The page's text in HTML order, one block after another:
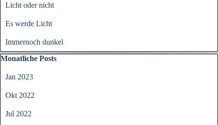
Licht oder nicht
Es werde Licht
Immernoch dunkel
Block überspringen Monatliche Posts
Monatliche Posts
Jan 2023
Okt 2022
Jul 2022